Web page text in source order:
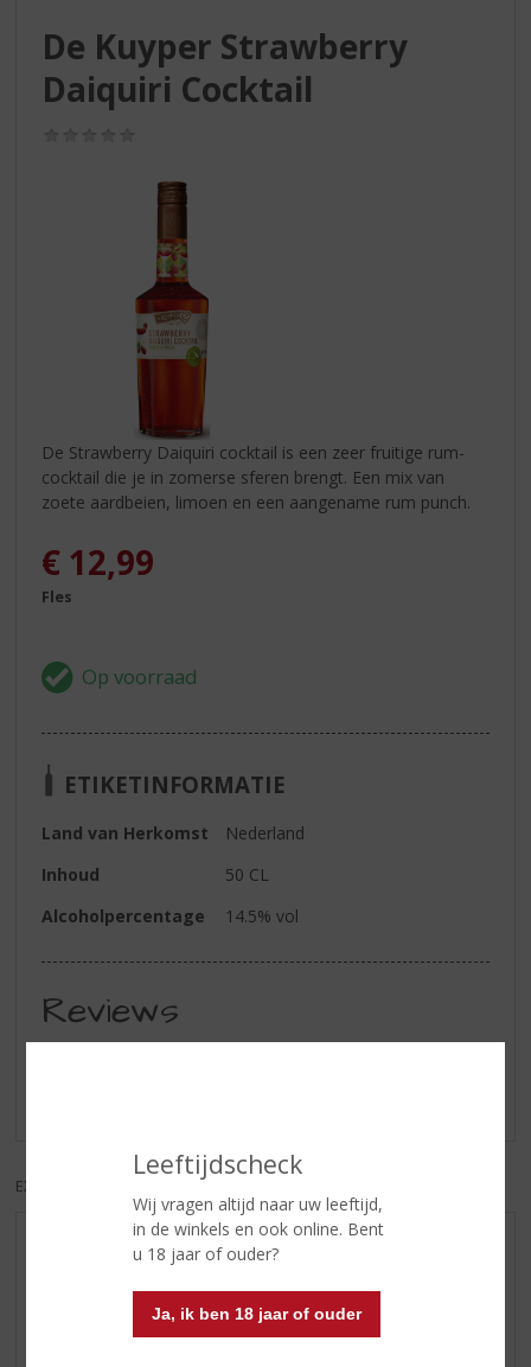
Leeftijdscheck
Wij vragen altijd naar uw leeftijd,
in de winkels en ook online. Bent
u 18 jaar of ouder?
Ja, ik ben 18 jaar of ouder
De Kuyper Strawberry
Daiquiri Cocktail
De Strawberry Daiquiri cocktail is een zeer fruitige rum-
cocktail die je in zomerse sferen brengt. Een mix van
zoete aardbeien, limoen en een aangename rum punch.
€ 12,99
Fles
ETIKETINFORMATIE
Land van Herkomst
Nederland
Inhoud
50 CL
Alcoholpercentage
14.5% vol
Reviews
EXCL. BTW INCL. BTW
AANBIEDINGEN
WIJN VAN DE MAAND
WHISKY VAN DE MAAND